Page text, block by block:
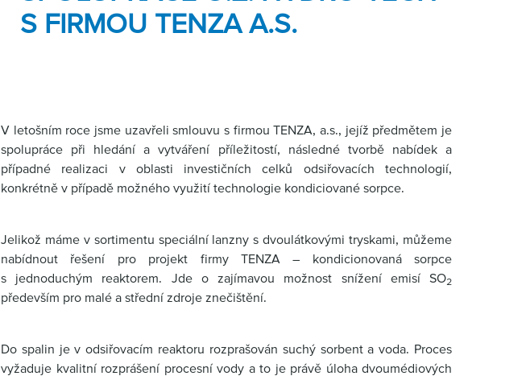
S FIRMOU TENZA A.S.
V letošním roce jsme uzavřeli smlouvu s firmou TENZA, a.s., jejíž předmětem je
spolupráce při hledání a vytváření příležitostí, následné tvorbě nabídek a
případné realizaci v oblasti investičních celků odsiřovacích technologií,
konkrétně v případě možného využití technologie kondiciované sorpce.
Jelikož máme v sortimentu speciální lanzny s dvoulátkovými tryskami, můžeme
nabídnout řešení pro projekt firmy TENZA – kondicionovaná sorpce
s jednoduchým reaktorem. Jde o zajímavou možnost snížení emisí SO2
především pro malé a střední zdroje znečištění.
Do spalin je v odsiřovacím reaktoru rozprašován suchý sorbent a voda. Proces
vyžaduje kvalitní rozprášení procesní vody a to je právě úloha dvoumédiových